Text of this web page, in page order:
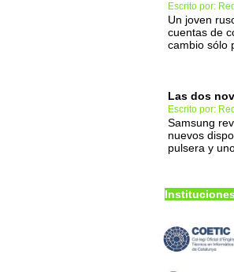
Escrito por:
Un joven
cuentas de
cambio sólo
Las dos
Escrito por:
Samsung
nuevos
pulsera y